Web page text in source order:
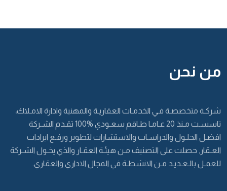
من نحن
شركـة متخصصـة فـي الخدمـات العقاريـة والمهنية وادارة الامـلاك،
تاسسـت مـنذ 20 عـامـا طـاقم سعـودي %100 تقـدم الشـركة
افضـل الحلـول والدراسـات والاستشارات لتطوير ورفـع ايرادات
العـقار, حصلت على التصنيف مـن هيئـة العقـار والذي يخـول الشـركة
للعمـل بالـعـديـد مـن الانشطـة في المجال الاداري والعقاري.